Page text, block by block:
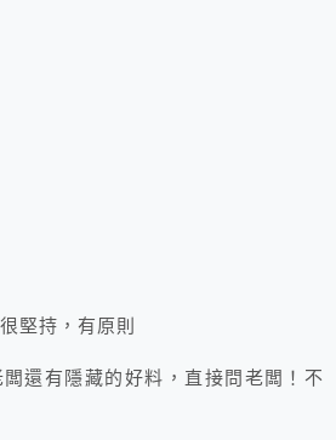
堅持，有原則
還有隱藏的好料，直接問老闆！不